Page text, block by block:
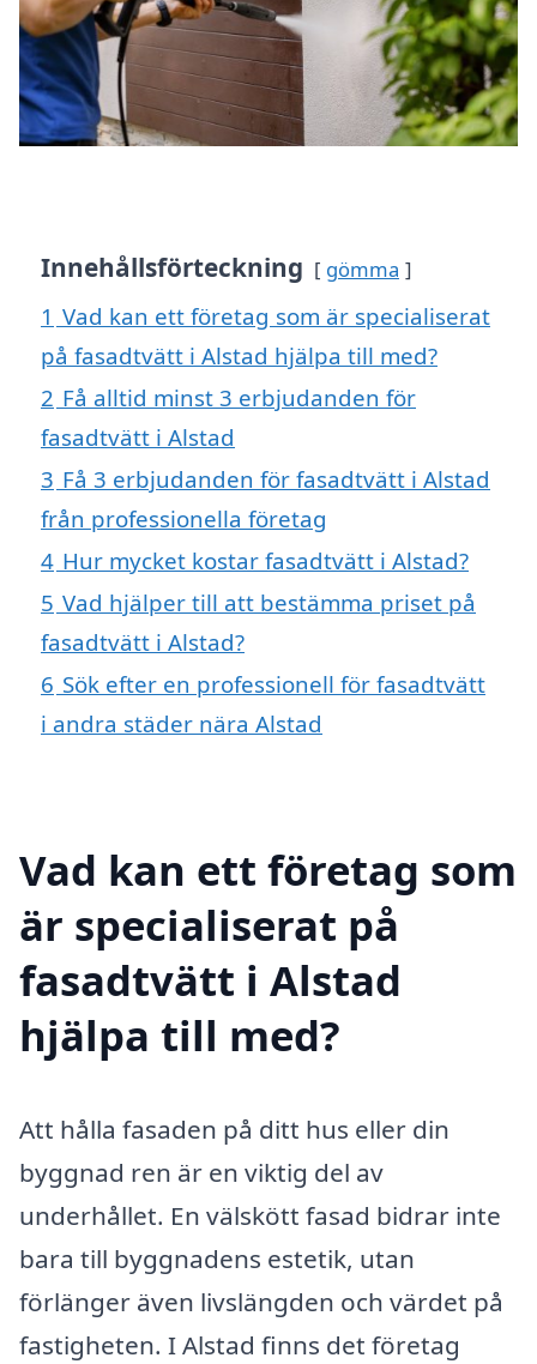
Innehållsförteckning gömma
1 Vad kan ett företag som är specialiserat
på fasadtvätt i Alstad hjälpa till med?
2 Få alltid minst 3 erbjudanden för
fasadtvätt i Alstad
3 Få 3 erbjudanden för fasadtvätt i Alstad
från professionella företag
4 Hur mycket kostar fasadtvätt i Alstad?
5 Vad hjälper till att bestämma priset på
fasadtvätt i Alstad?
6 Sök efter en professionell för fasadtvätt
i andra städer nära Alstad
Vad kan ett företag som
är specialiserat på
fasadtvätt i Alstad
hjälpa till med?
Att hålla fasaden på ditt hus eller din
byggnad ren är en viktig del av
underhållet. En välskött fasad bidrar inte
bara till byggnadens estetik, utan
förlänger även livslängden och värdet på
fastigheten. I Alstad finns det företag